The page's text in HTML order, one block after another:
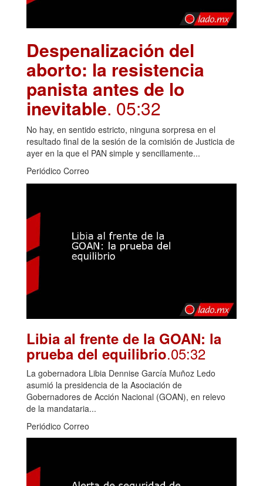
Despenalización del
aborto: la resistencia
panista antes de lo
inevitable. 05:32
No hay, en sentido estricto, ninguna sorpresa en el
resultado final de la sesión de la comisión de Justicia de
ayer en la que el PAN simple y sencillamente...
Periódico Correo
Libia al frente de la GOAN: la
prueba del equilibrio.05:32
La gobernadora Libia Dennise García Muñoz Ledo
asumió la presidencia de la Asociación de
Gobernadores de Acción Nacional (GOAN), en relevo
de la mandataria...
Periódico Correo